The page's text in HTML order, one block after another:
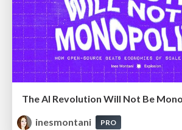
inesmontani
PRO